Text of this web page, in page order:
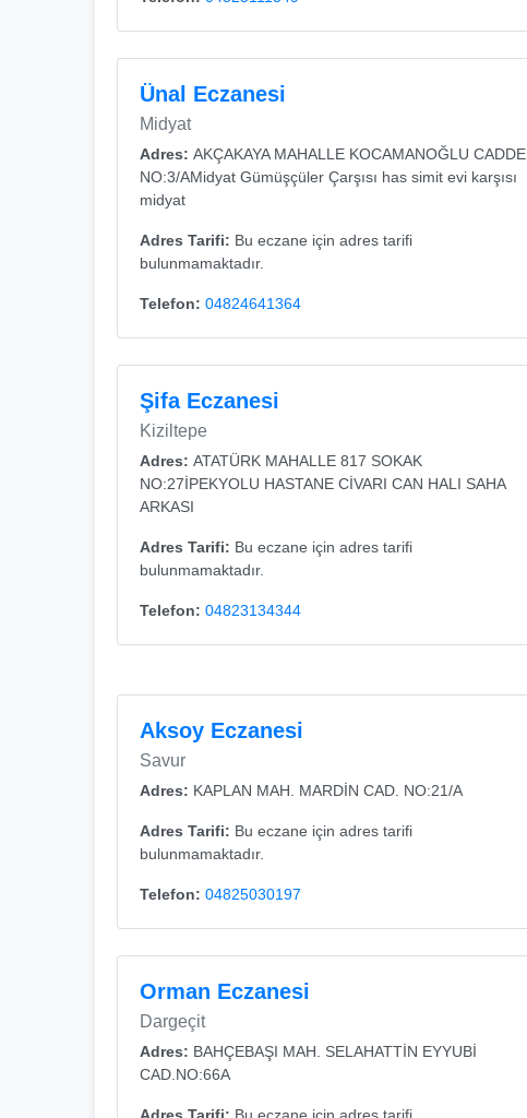
Ünal Eczanesi
Midyat
Adres: AKÇAKAYA MAHALLE KOCAMANOĞLU CADDE
NO:3/AMidyat Gümüşçüler Çarşısı has simit evi karşısı
midyat
Adres Tarifi: Bu eczane için adres tarifi
bulunmamaktadır.
Telefon: 04824641364
Şifa Eczanesi
Kiziltepe
Adres: ATATÜRK MAHALLE 817 SOKAK
NO:27İPEKYOLU HASTANE CİVARI CAN HALI SAHA
ARKASI
Adres Tarifi: Bu eczane için adres tarifi
bulunmamaktadır.
Telefon: 04823134344
Aksoy Eczanesi
Savur
Adres: KAPLAN MAH. MARDİN CAD. NO:21/A
Adres Tarifi: Bu eczane için adres tarifi
bulunmamaktadır.
Telefon: 04825030197
Orman Eczanesi
Dargeçit
Adres: BAHÇEBAŞI MAH. SELAHATTİN EYYUBİ
CAD.NO:66A